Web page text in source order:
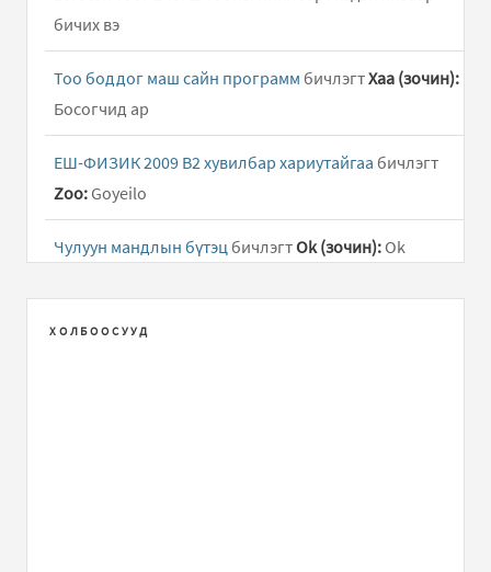
бичих вэ
Тоо боддог маш сайн программ бичлэгтХаа (зочин):
Босогчид ар
ЕШ-ФИЗИК 2009 В2 хувилбар хариутайгаа бичлэгт
Zoo: Goyeilo
Чулуун мандлын бүтэц бичлэгтOk (зочин): Ok
Тоо боддог маш сайн программбичлэгтЗочин:1985
x 4 /
ХОЛБООСУУД